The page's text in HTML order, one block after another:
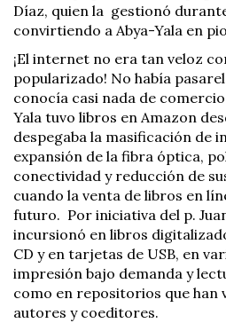
Díaz, quien la gestionó
convirtiendo a Abya-Yala en
¡El internet no era tan veloz
popularizado! No había
conocía casi nada de
Yala tuvo libros en Amazon
despegaba la masificación de
expansión de la fibra óptica,
conectividad y reducción de
cuando la venta de libros en
futuro. Por iniciativa del p.
incursionó en libros
CD y en tarjetas de USB, en
impresión bajo demanda y
como en repositorios que han
autores y coeditores.